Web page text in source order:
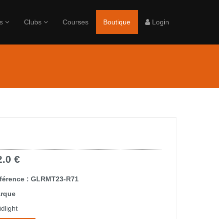
Clubs Courses Boutique Login
€
: GLRMT23-R71